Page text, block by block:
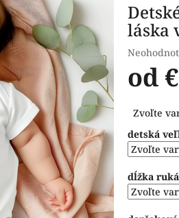
láska
Priemerné
hodnotenie
produktu
0,0
5
od
cena:
Zvoľte
detská
dĺžka